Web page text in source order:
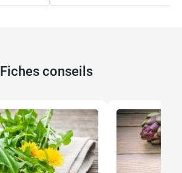
Fiches conseils